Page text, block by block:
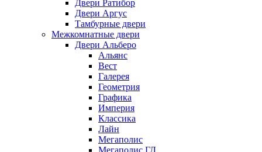
Двери Ратибор
Двери Аргус
Тамбурные двери
Межкомнатные двери
Двери Альберо
Альянс
Вест
Галерея
Геометрия
Графика
Империя
Классика
Лайн
Мегаполис
Мегаполис ГЛ